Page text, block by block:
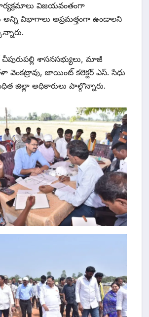
విజయవంతంగా
అన్ని విభాగాలు అప్రమత్తంగా ఉండాలని
శాసనసభ్యులు, మాజీ
వెంకట్రావు, జాయింట్ కలెక్టర్ ఎస్. సేధు
జిల్లా అధికారులు పాల్గొన్నారు.